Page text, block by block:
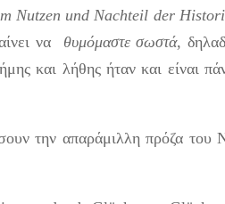
Nutzen und Nachteil der
να θυμόμαστε σωστά,
και λήθης ήταν και είναι
την απαράμιλλη πρόζα του